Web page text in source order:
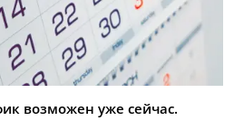
возможен уже сейчас.